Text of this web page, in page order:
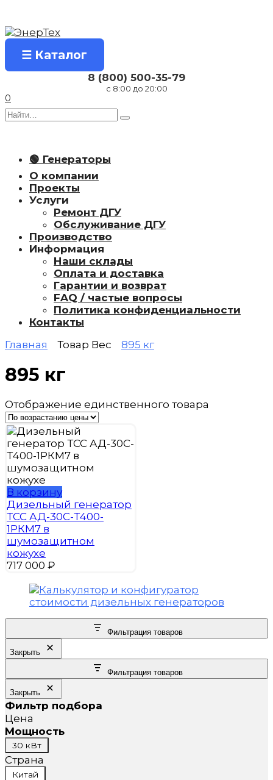
содержанию
☰ Каталог
8 (800) 500-35-79
с 8:00 до 20:00
0
Search
🟢 Генераторы
О компании
Проекты
Услуги
Ремонт ДГУ
Обслуживание ДГУ
Производство
Информация
Наши склады
Оплата и доставка
Гарантии и возврат
FAQ / частые вопросы
Политика конфиденциальности
Контакты
Главная
Товар Вес 895 кг
895 кг
Отображение единственного товара
В корзину
Дизельный генератор
ТСС АД-30С-Т400-
1РКМ7 в
шумозащитном
кожухе
717 000 ₽
Фильтрация товаров
Закрыть
Фильтрация товаров
Закрыть
Фильтр подбора
Цена
Мощность
Мощность
30 кВт
Страна
Страна
Китай